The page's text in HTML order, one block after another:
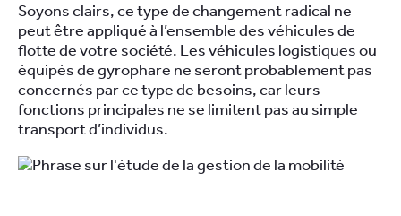
Soyons clairs, ce type de changement radical ne
peut être appliqué à l’ensemble des véhicules de
flotte de votre société. Les véhicules logistiques ou
équipés de gyrophare ne seront probablement pas
concernés par ce type de besoins, car leurs
fonctions principales ne se limitent pas au simple
transport d’individus.